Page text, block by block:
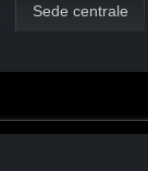
Sede centrale